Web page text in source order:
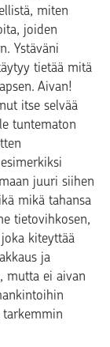
miten
joiden
Ystäväni
tietää mitä
Aivan!
itse selvää
tuntematon
juuri siihen
mikä tahansa
tietovihkosen,
kiteyttää
ja
mutta ei aivan